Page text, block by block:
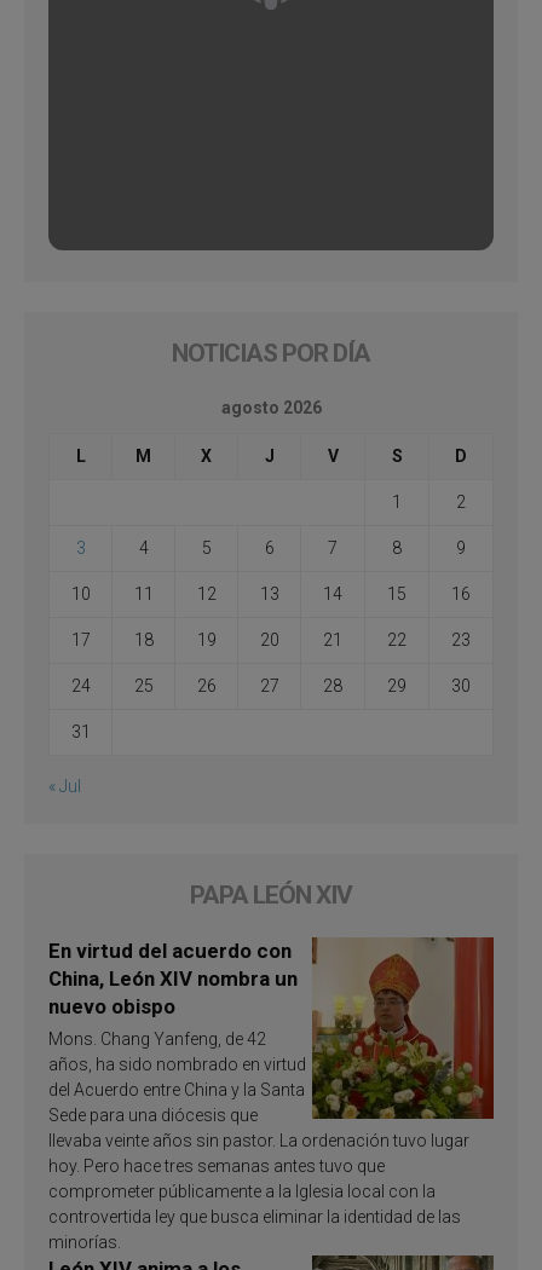
NOTICIAS POR DÍA
agosto 2026
L M X J V S D
1 2
3 4 5 6 7 8 9
10 11 12 13 14 15 16
17 18 19 20 21 22 23
24 25 26 27 28 29 30
31
« Jul
PAPA LEÓN XIV
En virtud del acuerdo con
China, León XIV nombra un
nuevo obispo
Mons. Chang Yanfeng, de 42
años, ha sido nombrado en virtud
del Acuerdo entre China y la Santa
Sede para una diócesis que
llevaba veinte años sin pastor. La ordenación tuvo lugar
hoy. Pero hace tres semanas antes tuvo que
comprometer públicamente a la Iglesia local con la
controvertida ley que busca eliminar la identidad de las
minorías.